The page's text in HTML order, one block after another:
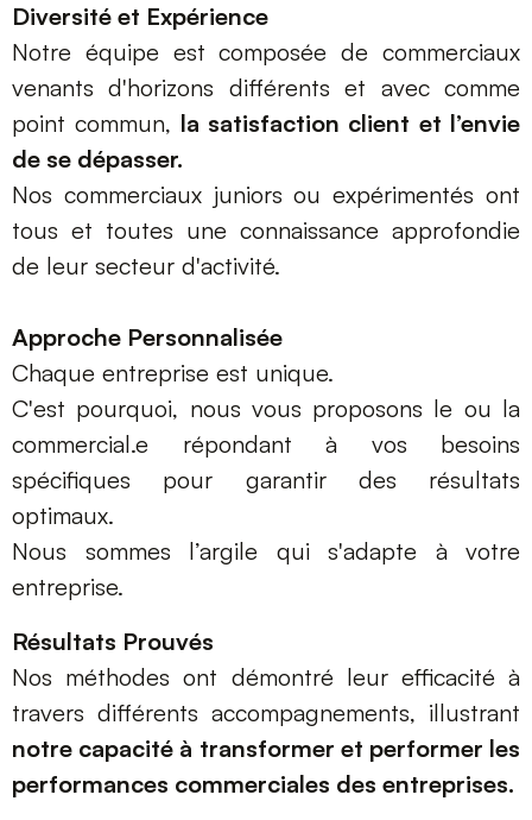
Diversité et Expérience
Notre équipe est composée de commerciaux
venants d'horizons différents et avec comme
point commun, la satisfaction client et l’envie
de se dépasser.
Nos commerciaux juniors ou expérimentés ont
tous et toutes une connaissance approfondie
de leur secteur d'activité.
Approche Personnalisée
Chaque entreprise est unique.
C'est pourquoi, nous vous proposons le ou la
commercial.e répondant à vos besoins
spécifiques pour garantir des résultats
optimaux.
Nous sommes l’argile qui s'adapte à votre
entreprise.
Résultats Prouvés
Nos méthodes ont démontré leur efficacité à
travers différents accompagnements, illustrant
notre capacité à transformer et performer les
performances commerciales des entreprises.